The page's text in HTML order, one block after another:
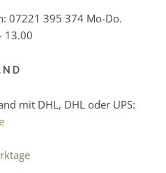
07221 395 374 Mo-Do.
13.00
mit DHL, DHL oder UPS: